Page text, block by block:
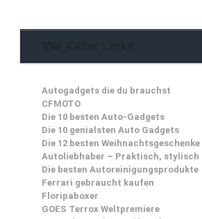
Autogadgets die du brauchst
CFMOTO
Die 10 besten Auto-Gadgets
Die 10 genialsten Auto Gadgets
Die 12 besten
Autoliebhaber – Praktisch, stylisch
Die besten Autoreinigungsprodukte
Ferrari gebraucht kaufen
Floripaboxer
GOES Terrox Weltpremiere